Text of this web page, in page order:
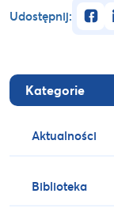
Kategorie
Aktualności
Biblioteka
Udostępnij: